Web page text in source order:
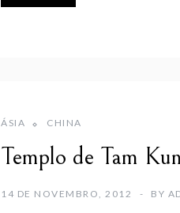
ÁSIA CHINA
Templo de Tam
14 DE NOVEMBRO, 2012 BY